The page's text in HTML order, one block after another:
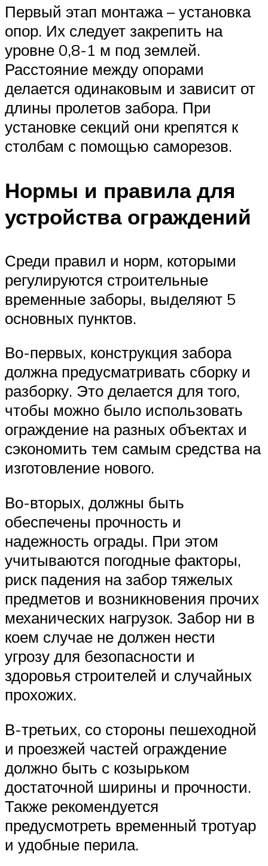
Первый этап монтажа – установка
опор. Их следует закрепить на
уровне 0,8-1 м под землей.
Расстояние между опорами
делается одинаковым и зависит от
длины пролетов забора. При
установке секций они крепятся к
столбам с помощью саморезов.
Нормы и правила для
устройства ограждений
Среди правил и норм, которыми
регулируются строительные
временные заборы, выделяют 5
основных пунктов.
Во-первых, конструкция забора
должна предусматривать сборку и
разборку. Это делается для того,
чтобы можно было использовать
ограждение на разных объектах и
сэкономить тем самым средства на
изготовление нового.
Во-вторых, должны быть
обеспечены прочность и
надежность ограды. При этом
учитываются погодные факторы,
риск падения на забор тяжелых
предметов и возникновения прочих
механических нагрузок. Забор ни в
коем случае не должен нести
угрозу для безопасности и
здоровья строителей и случайных
прохожих.
В-третьих, со стороны пешеходной
и проезжей частей ограждение
должно быть с козырьком
достаточной ширины и прочности.
Также рекомендуется
предусмотреть временный тротуар
и удобные перила.